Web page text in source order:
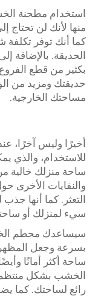
استخدام مطحنة
منها لأنك لن تحتاج
كما أنك توفر
الحديقة. بالإضافة
بكثير من قطع
حديقتك ومزيد من
مساحتك الخارجية.
أخيرًا وليس آخرًا،
للاستخدام، والذي
ساحة منزلك خالية
والنفايات الأخرى
التعثر. كما أنها
سيء لمنزلك أو
سيساعدك محطم
بسرعة وجعل
ساحة أكثر أمانًا
الخشب بشكل
رائع لساحتك. كما